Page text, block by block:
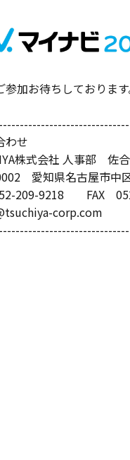
加お待ちしております
わせ
株式会社 人事部 佐
愛知県名古屋市中
209-9218 FAX
corp.com